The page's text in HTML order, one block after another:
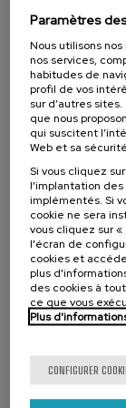
duelo: un
20 h.
SCIENCE ET
COURS D'ÉTÉ
Osasuna
artifiziala
Paramètres
Nous utilisons
nos services,
habitudes de
profil de vos
sur d’autres
que nous
qui suscitent
Web et sa sécurité.
Si vous cliquez
l'implantation
implémentés. Si
cookie ne sera
vous cliquez sur
l'écran de
cookies et
plus
des cookies à
ce que vous
Plus
CONFIGURER